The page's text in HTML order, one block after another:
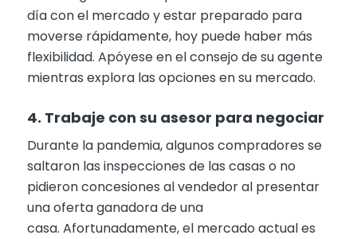
día con el mercado y estar preparado para
moverse rápidamente, hoy puede haber más
flexibilidad. Apóyese en el consejo de su agente
mientras explora las opciones en su mercado.
4. Trabaje con su asesor para negociar
Durante la pandemia, algunos compradores se
saltaron las inspecciones de las casas o no
pidieron concesiones al vendedor al presentar
una oferta ganadora de una
casa. Afortunadamente, el mercado actual es